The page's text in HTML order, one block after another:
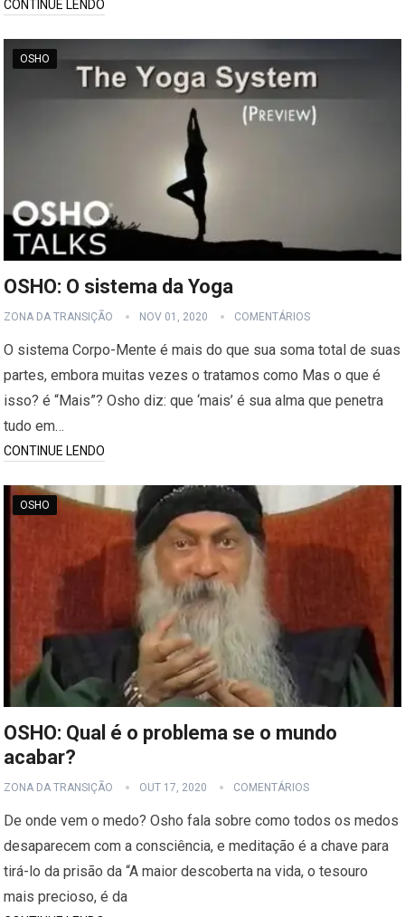
CONTINUE LENDO
OSHO
OSHO: O sistema da Yoga
ZONA DA TRANSIÇÃO NOV 01, 2020 COMENTÁRIOS
O sistema Corpo-Mente é mais do que sua soma total de suas
partes, embora muitas vezes o tratamos como Mas o que é
isso? é “Mais”? Osho diz: que ‘mais’ é sua alma que penetra
tudo em…
CONTINUE LENDO
OSHO
OSHO: Qual é o problema se o mundo
acabar?
ZONA DA TRANSIÇÃO OUT 17, 2020 COMENTÁRIOS
De onde vem o medo? Osho fala sobre como todos os medos
desaparecem com a consciência, e meditação é a chave para
tirá-lo da prisão da “A maior descoberta na vida, o tesouro
mais precioso, é da